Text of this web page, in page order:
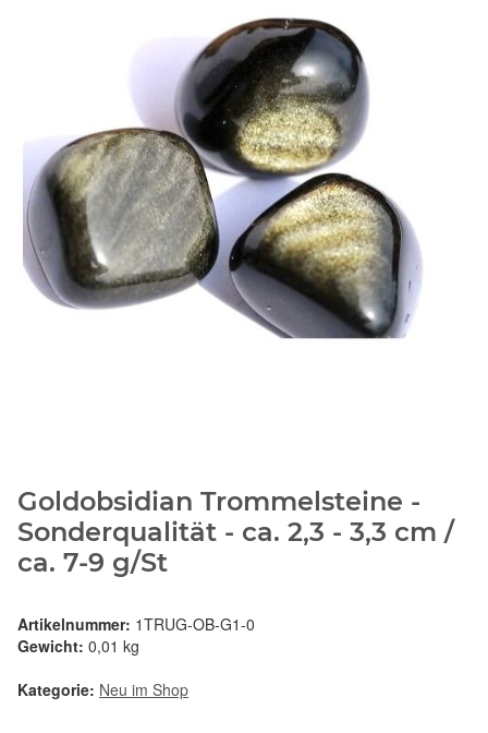
Goldobsidian Trommelsteine -
Sonderqualität - ca. 2,3 - 3,3 cm /
ca. 7-9 g/St
Artikelnummer: 1TRUG-OB-G1-0
Gewicht: 0,01 kg
Kategorie: Neu im Shop